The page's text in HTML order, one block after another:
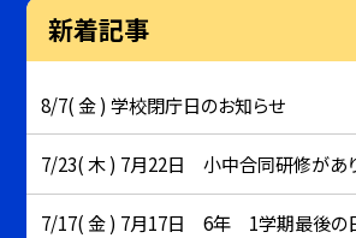
新着記事
8/7( 金 ) 学校閉庁日のお知らせ
7/23( 木 ) 7月22日 小中合同研修があ
7/17( 金 ) 7月17日 6年 1学期最後